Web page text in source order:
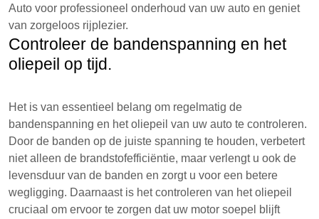
Auto voor professioneel onderhoud van uw auto en geniet
van zorgeloos rijplezier.
Controleer de bandenspanning en het
oliepeil op tijd.
Het is van essentieel belang om regelmatig de
bandenspanning en het oliepeil van uw auto te controleren.
Door de banden op de juiste spanning te houden, verbetert
niet alleen de brandstofefficiëntie, maar verlengt u ook de
levensduur van de banden en zorgt u voor een betere
wegligging. Daarnaast is het controleren van het oliepeil
cruciaal om ervoor te zorgen dat uw motor soepel blijft